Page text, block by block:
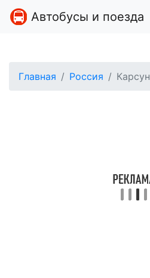
Автобусы и поезда
Главная Россия Карсун